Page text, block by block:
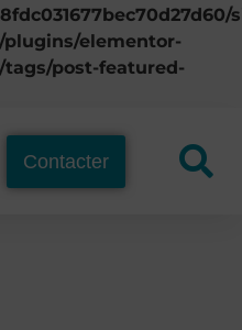
elementor-
post-featured-
Contacter